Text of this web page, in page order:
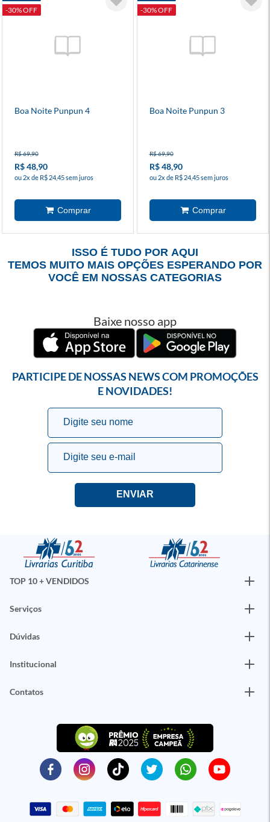
-30% OFF
Boa Noite Punpun 4
R$ 69,90
R$ 48,90
ou 2x de R$ 24,45 sem juros
-30% OFF
Boa Noite Punpun 3
R$ 69,90
R$ 48,90
ou 2x de R$ 24,45 sem juros
ISSO É TUDO POR AQUI
TEMOS MUITO MAIS OPÇÕES ESPERANDO POR
VOCÊ EM NOSSAS CATEGORIAS
Baixe nosso app
PARTICIPE DE NOSSAS NEWS COM PROMOÇÕES
E NOVIDADES!
TOP 10 + VENDIDOS
Serviços
Dúvidas
Institucional
Contatos